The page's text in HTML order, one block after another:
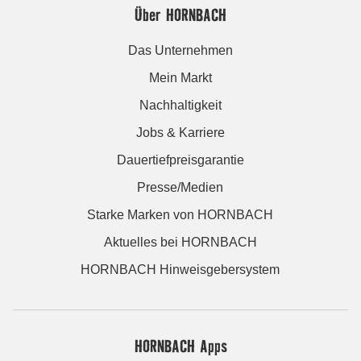
Über HORNBACH
Das Unternehmen
Mein Markt
Nachhaltigkeit
Jobs & Karriere
Dauertiefpreisgarantie
Presse/Medien
Starke Marken von HORNBACH
Aktuelles bei HORNBACH
HORNBACH Hinweisgebersystem
HORNBACH Apps